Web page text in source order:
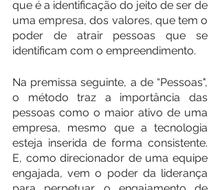
que é a identificação do jeito de ser de
uma empresa, dos valores, que tem o
poder de atrair pessoas que se
identificam com o empreendimento.
Na premissa seguinte, a de “Pessoas",
o método traz a importância das
pessoas como o maior ativo de uma
empresa, mesmo que a tecnologia
esteja inserida de forma consistente.
E, como direcionador de uma equipe
engajada, vem o poder da liderança